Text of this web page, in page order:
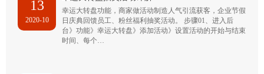
13
2020-10
幸运大转盘功能，商家做活动制造人气引流获客，企业节假
日庆典回馈员工、粉丝福利抽奖活动。 步骤01、进入后
台》功能》幸运大转盘》添加活动》设置活动的开始与结束
时间、每个…